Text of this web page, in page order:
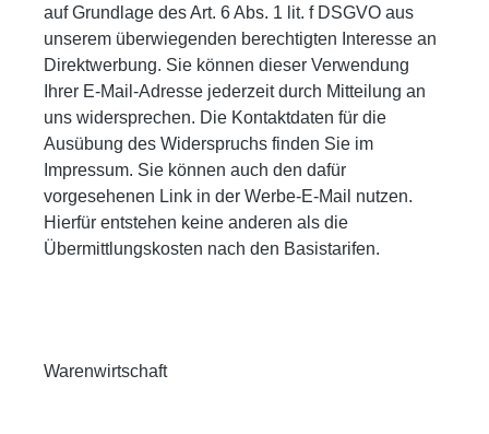
auf Grundlage des Art. 6 Abs. 1 lit. f DSGVO aus
unserem überwiegenden berechtigten Interesse an
Direktwerbung. Sie können dieser Verwendung
Ihrer E-Mail-Adresse jederzeit durch Mitteilung an
uns widersprechen. Die Kontaktdaten für die
Ausübung des Widerspruchs finden Sie im
Impressum. Sie können auch den dafür
vorgesehenen Link in der Werbe-E-Mail nutzen.
Hierfür entstehen keine anderen als die
Übermittlungskosten nach den Basistarifen.
Warenwirtschaft